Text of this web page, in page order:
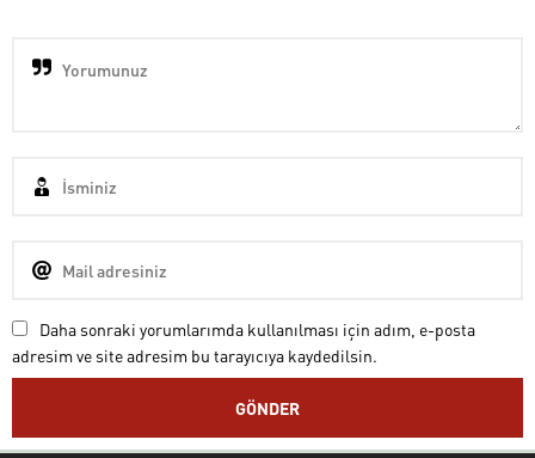
Daha sonraki yorumlarımda kullanılması için adım, e-posta
adresim ve site adresim bu tarayıcıya kaydedilsin.